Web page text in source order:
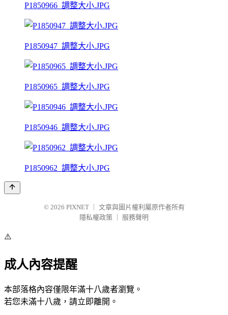
P1850966_調整大小.JPG
P1850947_調整大小.JPG
P1850965_調整大小.JPG
P1850946_調整大小.JPG
P1850962_調整大小.JPG
© 2026 PIXNET
文章與圖片權利屬原作者所有
隱私權政策
服務聲明
⚠️
成人內容提醒
本部落格內容僅限年滿十八歲者瀏覽。
若您未滿十八歲，請立即離開。